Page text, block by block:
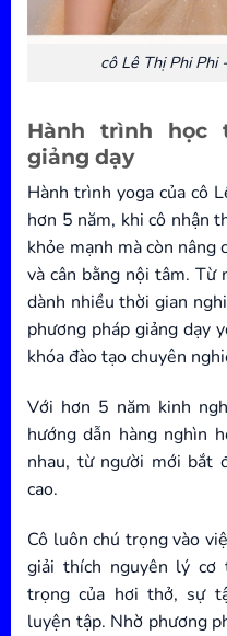
cô Lê Thị Phi Phi
Hành trình học
giảng dạy
Hành trình yoga của cô
hơn 5 năm, khi cô nhận
khỏe mạnh mà còn
và cân bằng nội tâm. Từ
dành nhiều thời gian
phương pháp giảng dạy
khóa đào tạo chuyên
Với hơn 5 năm kinh
hướng dẫn hàng nghìn
nhau, từ người mới bắt
cao.
Cô luôn chú trọng vào
giải thích nguyên lý cơ
trọng của hơi thở, sự
luyện tập. Nhờ phương